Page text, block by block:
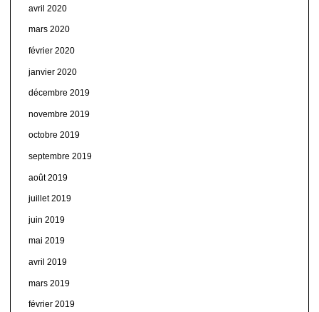
avril 2020
mars 2020
février 2020
janvier 2020
décembre 2019
novembre 2019
octobre 2019
septembre 2019
août 2019
juillet 2019
juin 2019
mai 2019
avril 2019
mars 2019
février 2019